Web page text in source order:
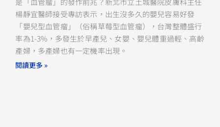
楊靜宜醫師接受專訪表示，出生沒多久的嬰兒容易好發
「嬰兒型血管瘤」（俗稱草莓型血管瘤），台灣整體盛行
率為1-3%，多發生於早產兒、女嬰、嬰兒體重過輕、高齡
產婦，多產婦也有一定機率出現。
閱讀更多 »